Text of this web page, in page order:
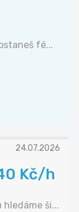
fé...
24.07.2026
Kč/h
hledáme ši...